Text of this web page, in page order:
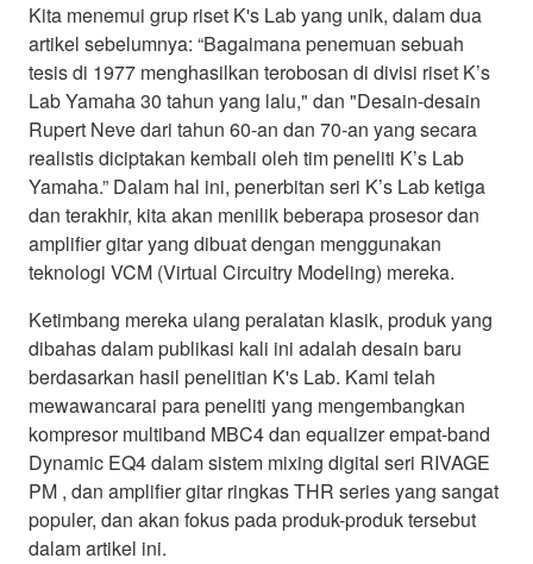
Kita menemui grup riset K's Lab yang unik, dalam dua
artikel sebelumnya: “Bagaimana penemuan sebuah
tesis di 1977 menghasilkan terobosan di divisi riset K’s
Lab Yamaha 30 tahun yang lalu," dan "Desain-desain
Rupert Neve dari tahun 60-an dan 70-an yang secara
realistis diciptakan kembali oleh tim peneliti K’s Lab
Yamaha.” Dalam hal ini, penerbitan seri K’s Lab ketiga
dan terakhir, kita akan menilik beberapa prosesor dan
amplifier gitar yang dibuat dengan menggunakan
teknologi VCM (Virtual Circuitry Modeling) mereka.
Ketimbang mereka ulang peralatan klasik, produk yang
dibahas dalam publikasi kali ini adalah desain baru
berdasarkan hasil penelitian K's Lab. Kami telah
mewawancarai para peneliti yang mengembangkan
kompresor multiband MBC4 dan equalizer empat-band
Dynamic EQ4 dalam sistem mixing digital seri RIVAGE
PM , dan amplifier gitar ringkas THR series yang sangat
populer, dan akan fokus pada produk-produk tersebut
dalam artikel ini.